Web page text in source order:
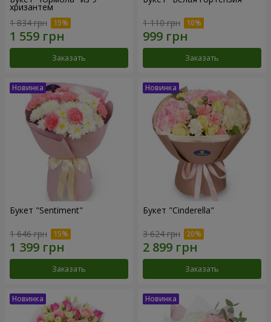
хризантем
1 834 грн
Заказать
1 110 грн
Заказать
Букет "Sentiment"
1 646 грн
Заказать
Букет "Cinderella"
3 624 грн
Заказать